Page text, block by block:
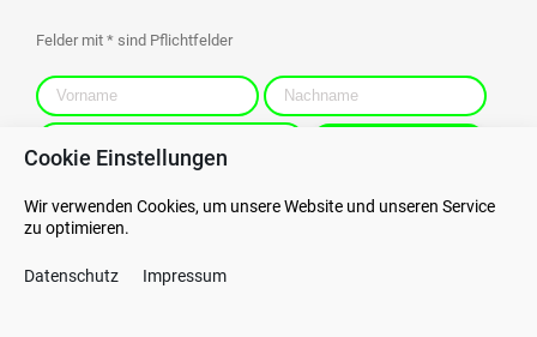
Cookie Einstellungen
Wir verwenden Cookies, um unsere Website und unseren Service
zu optimieren.
Datenschutz Impressum
Felder mit * sind Pflichtfelder